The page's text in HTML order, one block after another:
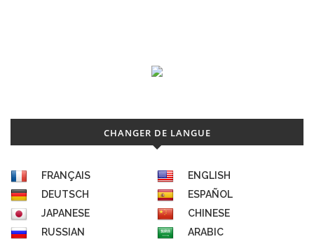
CHANGER DE LANGUE
FRANÇAIS
ENGLISH
DEUTSCH
ESPAÑOL
JAPANESE
CHINESE
RUSSIAN
ARABIC